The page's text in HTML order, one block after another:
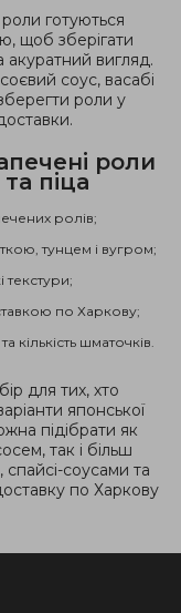
роли готуються
щоб зберігати
акуратний вигляд.
соус, васабі
роли у
роли
піца
ролів;
тунцем і вугром;
текстури;
по Харкову;
кількість шматочків.
для тих, хто
японської
підібрати як
так і більш
спайсі-соусами та
по Харкову